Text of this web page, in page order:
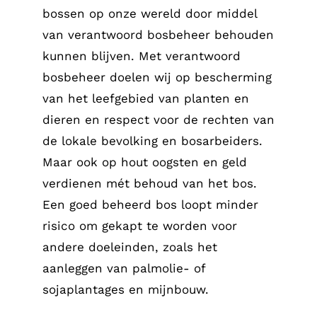
bossen op onze wereld door middel
van verantwoord bosbeheer behouden
kunnen blijven. Met verantwoord
bosbeheer doelen wij op bescherming
van het leefgebied van planten en
dieren en respect voor de rechten van
de lokale bevolking en bosarbeiders.
Maar ook op hout oogsten en geld
verdienen mét behoud van het bos.
Een goed beheerd bos loopt minder
risico om gekapt te worden voor
andere doeleinden, zoals het
aanleggen van palmolie- of
sojaplantages en mijnbouw.